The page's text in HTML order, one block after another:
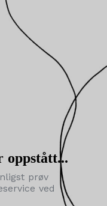
oppstått...
prøv
ved